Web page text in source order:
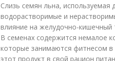
Слизь семян льна,
водорастворимые и
влияние на желудочно-кишечный
В семенах содержится немалое
которые занимаются фитнесом
этот продукт в свой рацион